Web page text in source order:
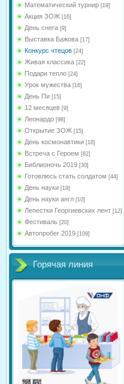
Математический турнир [19]
Акция ЗОЖ [16]
День снега [9]
Выставка Бажова [17]
Конкурс чтецов [24]
Живая классика [22]
Подари тепло [24]
Урок мужества [16]
День Пи [15]
12 месяцев [9]
Леонардо [98]
Открытие ЗОЖ [15]
День космонавтики [18]
Встреча с Героем [82]
Библионочь 2019 [30]
Готовлюсь стать солдатом [44]
День науки [19]
День науки англ [10]
Лепестки Георгиевских лент [12]
Фестиваль [20]
Автопробег 2019 [109]
Горячая линия